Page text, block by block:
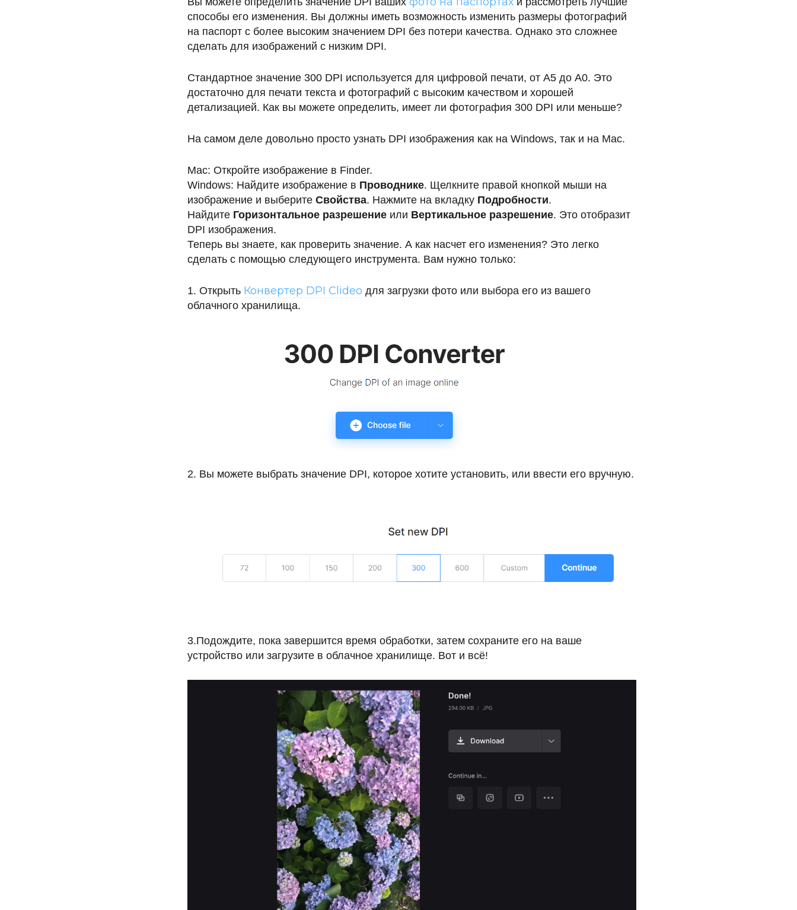
способы его изменения. Вы должны иметь возможность изменить размеры фотографий
на паспорт с более высоким значением DPI без потери качества. Однако это сложнее
сделать для изображений с низким DPI.
Стандартное значение 300 DPI используется для цифровой печати, от A5 до A0. Это
достаточно для печати текста и фотографий с высоким качеством и хорошей
детализацией. Как вы можете определить, имеет ли фотография 300 DPI или меньше?
На самом деле довольно просто узнать DPI изображения как на Windows, так и на Mac.
Mac: Откройте изображение в Finder.
Windows: Найдите изображение в Проводнике. Щелкните правой кнопкой мыши на
изображение и выберитеСвойства. Нажмите на вкладку Подробности.
Найдите Горизонтальное разрешение или Вертикальное разрешение. Это отобразит
DPI изображения.
Теперь вы знаете, как проверить значение. А как насчет его изменения? Это легко
сделать с помощью следующего инструмента. Вам нужно только:
1.Открыть Конвертер DPI Clideo для загрузки фото или выбора его из вашего
облачного хранилища.
2. Вы можете выбрать значение DPI, которое хотите установить, или ввести его вручную.
3.Подождите, пока завершится время обработки, затем сохраните его на ваше
устройство или загрузите в облачное хранилище. Вот и всё!